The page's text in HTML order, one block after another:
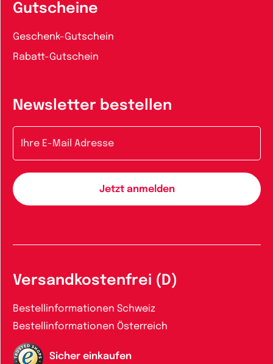
Gutscheine
Geschenk-Gutschein
Rabatt-Gutschein
Newsletter bestellen
Versandkostenfrei (D)
Bestellinformationen Schweiz
Bestellinformationen Österreich
Sicher einkaufen